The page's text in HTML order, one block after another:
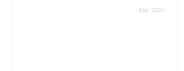
Kód: 0201-